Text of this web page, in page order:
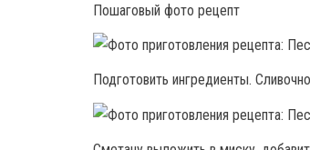
Пошаговый фото рецепт
Подготовить ингредиенты.